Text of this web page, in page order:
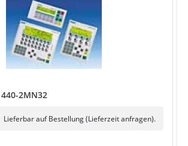
2MN32
Lieferbar auf Bestellung (Lieferzeit anfragen).